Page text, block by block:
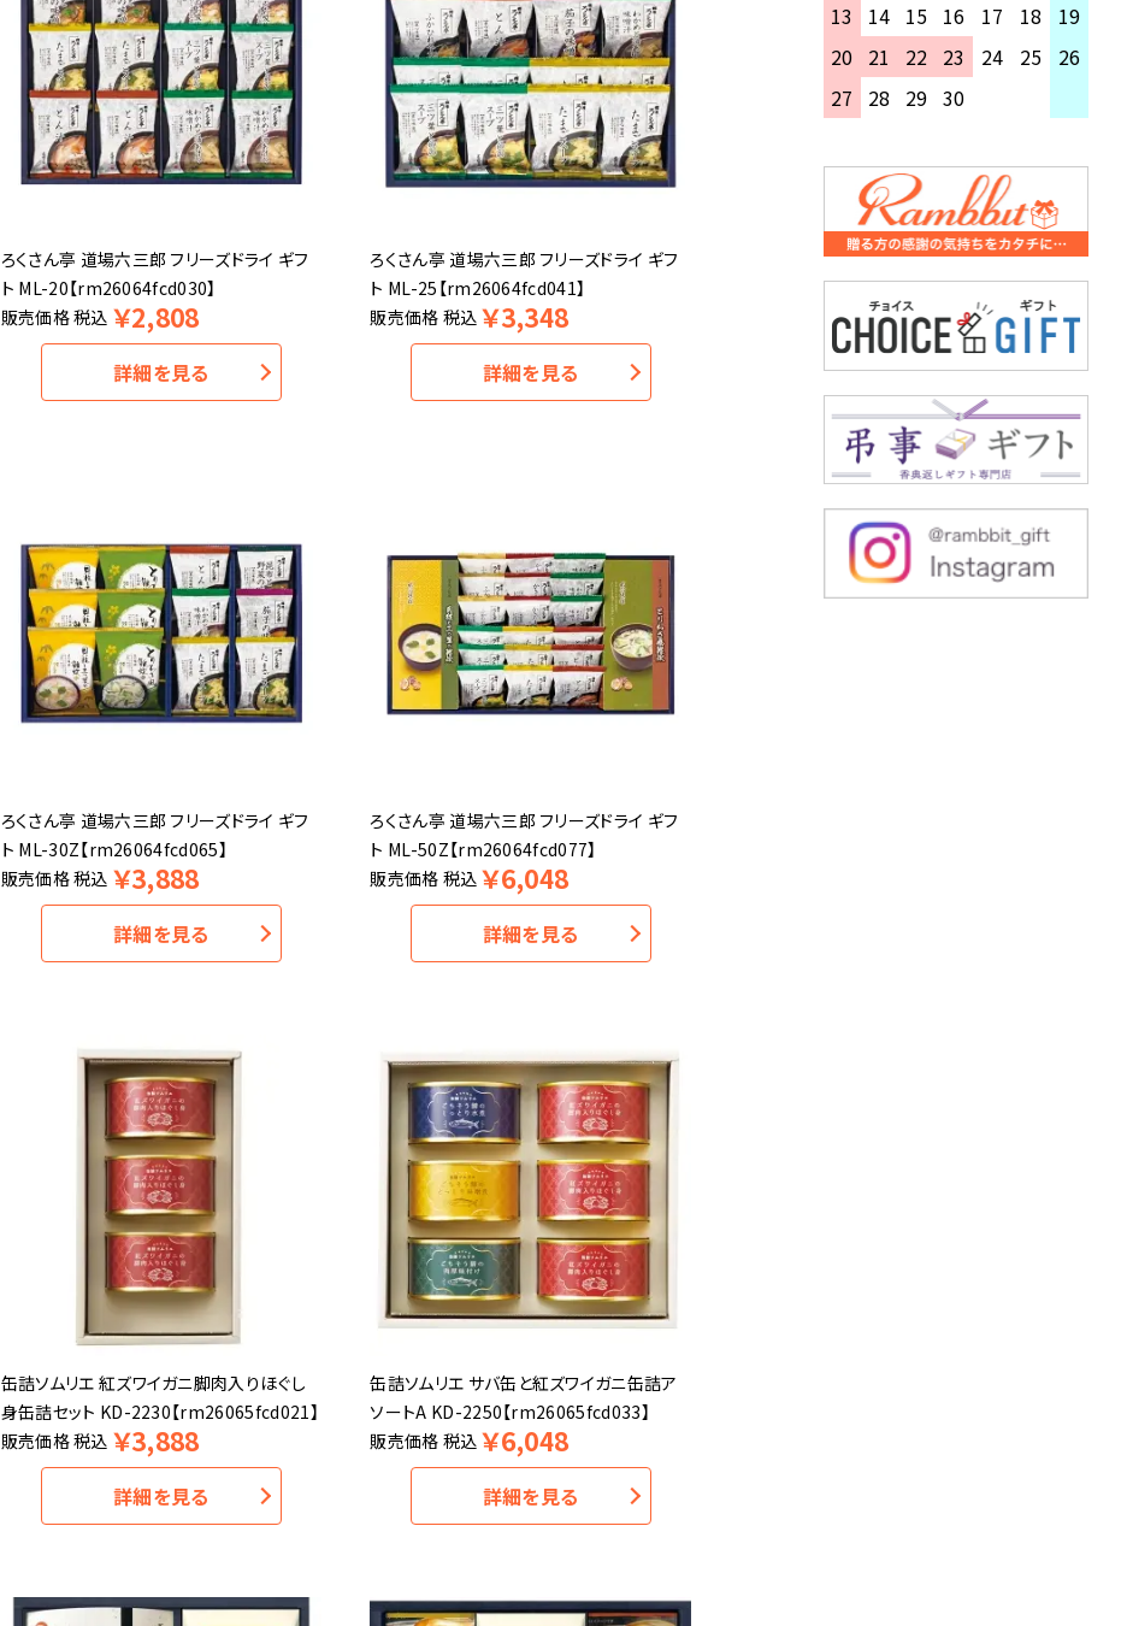
ろくさん亭 道場六三郎 フリーズドライ ギフ
ト ML-20【rm26064fcd030】
販売価格税込 ￥2,808
詳細を見る
ろくさん亭 道場六三郎 フリーズドライ ギフ
ト ML-25【rm26064fcd041】
販売価格 税込 ￥3,348
詳細を見る
ろくさん亭 道場六三郎 フリーズドライ ギフ
ト ML-30Z【rm26064fcd065】
販売価格税込 ￥3,888
詳細を見る
ろくさん亭 道場六三郎 フリーズドライ ギフ
ト ML-50Z【rm26064fcd077】
販売価格 税込 ￥6,048
詳細を見る
缶詰ソムリエ 紅ズワイガニ脚肉入りほぐし
身缶詰セット KD-2230【rm26065fcd021】
販売価格税込 ￥3,888
詳細を見る
缶詰ソムリエ サバ缶と紅ズワイガニ缶詰ア
ソートA KD-2250【rm26065fcd033】
販売価格 税込 ￥6,048
詳細を見る
13
14 15 16 17 18
19
20 21 22 23 24 25
26
27
28 29 30